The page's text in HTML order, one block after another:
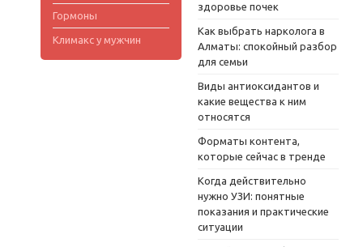
Гормоны
Климакс у мужчин
здоровье почек
Как выбрать нарколога в
Алматы: спокойный разбор
для семьи
Виды антиоксидантов и
какие вещества к ним
относятся
Форматы контента,
которые сейчас в тренде
Когда действительно
нужно УЗИ: понятные
показания и практические
ситуации